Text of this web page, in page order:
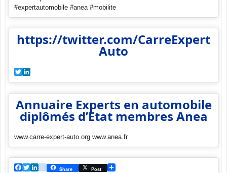
#expertautomobile #anea #mobilite
https://twitter.com/CarreExpert
Auto
Twitter
Annuaire Experts en automobile
diplômés d’Etat membres Anea
www.carre-expert-auto.org www.anea.fr
Facebook
TwitterLinkedIn
viadeo
Share Post